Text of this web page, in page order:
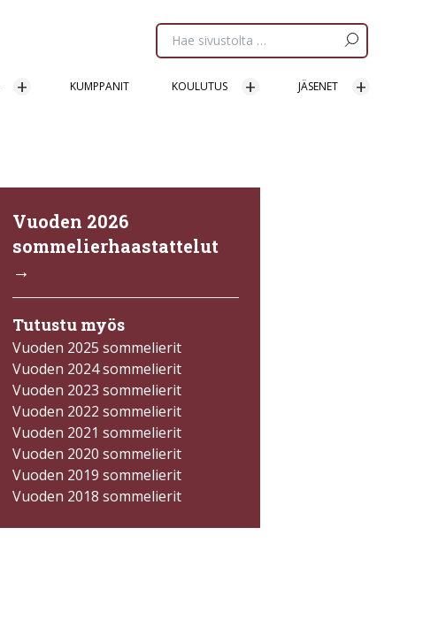
KUMPPANIT KOULUTUS JÄSENET
Etsi
sivua:
Vuoden 2026
sommelierhaastattelut
→
Tutustu myös
Vuoden 2025 sommelierit
Vuoden 2024 sommelierit
Vuoden 2023 sommelierit
Vuoden 2022 sommelierit
Vuoden 2021 sommelierit
Vuoden 2020 sommelierit
Vuoden 2019 sommelierit
Vuoden 2018 sommelierit